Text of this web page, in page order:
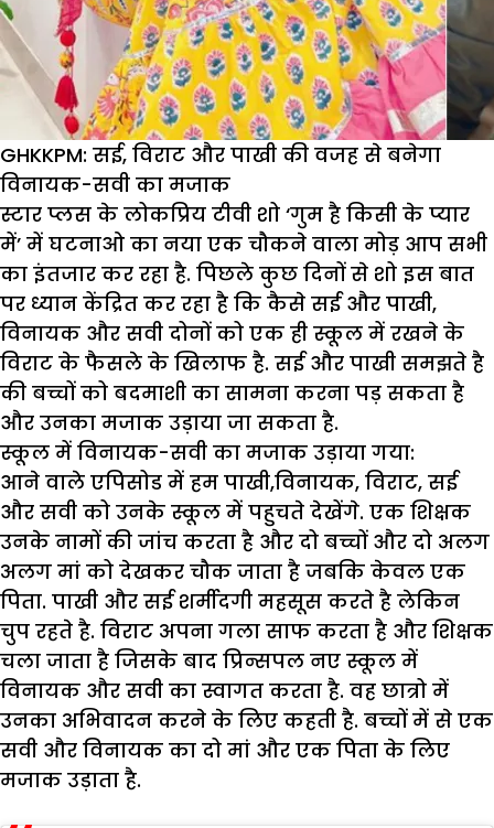
GHKKPM: सई, विराट और पाखी की वजह से बनेगा
विनायक-सवी का मजाक
स्टार प्लस के लोकप्रिय टीवी शो ‘गुम है किसी के प्यार
में’ में घटनाओ का नया एक चौकने वाला मोड़ आप सभी
का इंतजार कर रहा है. पिछले कुछ दिनों से शो इस बात
पर ध्यान केंद्रित कर रहा है कि कैसे सई और पाखी,
विनायक और सवी दोनों को एक ही स्कूल में रखने के
विराट के फैसले के खिलाफ है. सई और पाखी समझते है
की बच्चों को बदमाशी का सामना करना पड़ सकता है
और उनका मजाक उड़ाया जा सकता है.
स्कूल में विनायक-सवी का मजाक उड़ाया गया:
आने वाले एपिसोड में हम पाखी,विनायक, विराट, सई
और सवी को उनके स्कूल में पहुचते देखेंगे. एक शिक्षक
उनके नामों की जांच करता है और दो बच्चों और दो अलग
अलग मां को देखकर चौक जाता है जबकि केवल एक
पिता. पाखी और सई शर्मीदगी महसूस करते है लेकिन
चुप रहते है. विराट अपना गला साफ करता है और शिक्षक
चला जाता है जिसके बाद प्रिन्सपल नए स्कूल में
विनायक और सवी का स्वागत करता है. वह छात्रो में
उनका अभिवादन करने के लिए कहती है. बच्चों में से एक
सवी और विनायक का दो मां और एक पिता के लिए
मजाक उड़ाता है.